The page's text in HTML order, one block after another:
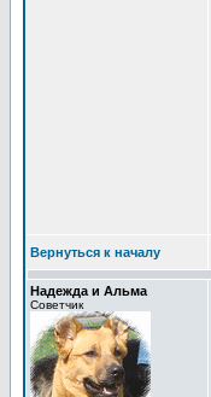
Вернуться к началу
Надежда и Альма
Советчик